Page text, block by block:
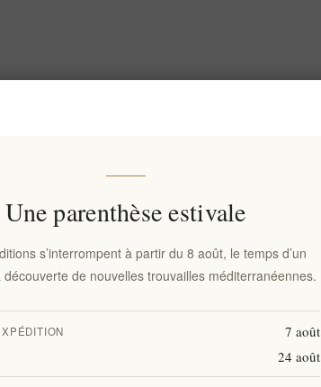
Une parenthèse estivale
s’interrompent à partir du 8 août, le temps d’un
découverte de nouvelles trouvailles méditerranéennes.
7 août
24 août